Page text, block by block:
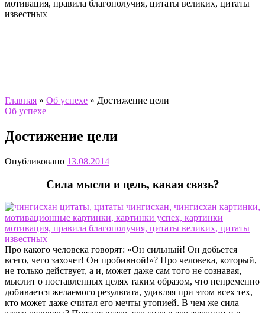
Главная » Об успехе » Достижение цели
Об успехе
Достижение цели
Опубликовано 13.08.2014
Сила мысли и цель, какая связь?
Про какого человека говорят: «Он сильный! Он добьется
всего, чего захочет! Он пробивной!»? Про человека, который,
не только действует, а и, может даже сам того не сознавая,
мыслит о поставленных целях таким образом, что непременно
добивается желаемого результата, удивляя при этом всех тех,
кто может даже считал его мечты утопией. В чем же сила